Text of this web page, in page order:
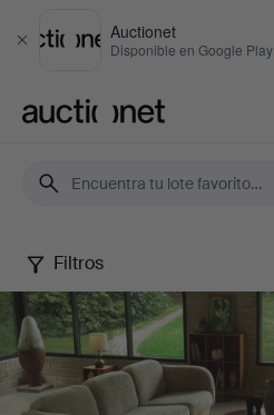
Cerrar
Auctionet
Disponible en Google Play
Palsgaard
Home
Filtros